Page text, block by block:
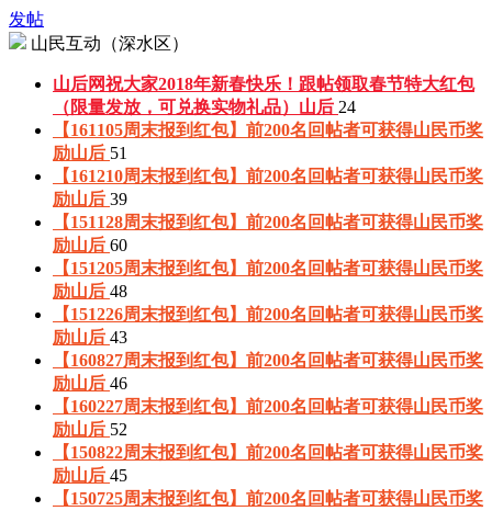
发帖
山民互动（深水区）
山后网祝大家2018年新春快乐！跟帖领取春节特大红包
（限量发放，可兑换实物礼品） 山后 24
【161105周末报到红包】前200名回帖者可获得山民币奖
励山后 51
【161210周末报到红包】前200名回帖者可获得山民币奖
励山后 39
【151128周末报到红包】前200名回帖者可获得山民币奖
励山后 60
【151205周末报到红包】前200名回帖者可获得山民币奖
励山后 48
【151226周末报到红包】前200名回帖者可获得山民币奖
励山后 43
【160827周末报到红包】前200名回帖者可获得山民币奖
励山后 46
【160227周末报到红包】前200名回帖者可获得山民币奖
励山后 52
【150822周末报到红包】前200名回帖者可获得山民币奖
励山后 45
【150725周末报到红包】前200名回帖者可获得山民币奖